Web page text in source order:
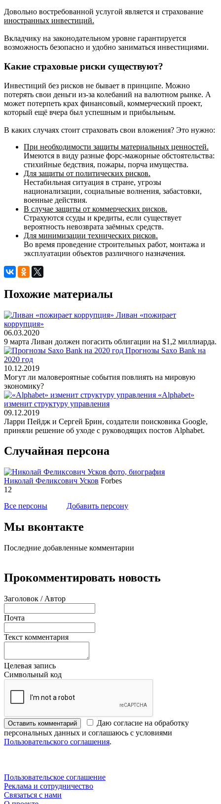
Довольно востребованной услугой является и страхование
иностранных инвестиций.
Вкладчику на законодательном уровне гарантируется
возможность безопасно и удобно заниматься инвестициями.
Какие страховые риски существуют?
Инвестиций без рисков не бывает в принципе. Можно
потерять свои деньги из-за колебаний на валютном рынке. А
может потерпеть крах финансовый, коммерческий проект,
который ещё вчера был успешным и прибыльным.
В каких случаях стоит страховать свои вложения? Это нужно:
При необходимости защиты материальных ценностей.
Имеются в виду разные форс-мажорные обстоятельства:
стихийные бедствия, пожары, порча имущества.
Для защиты от политических рисков.
Нестабильная ситуация в стране, угрозы
национализации, социальные волнения, забастовки,
военные действия.
В случае защиты от коммерческих рисков.
Страхуются ссуды и кредиты, если существует
вероятность невозврата заёмных средств.
Для минимизации технических рисков.
Во время проведение строительных работ, монтажа и
эксплуатации объектов различного назначения.
Похожие материалы
Ливан «пожирает
коррупция»
06.03.2020
9 марта Ливан должен погасить облигации на $1,2 миллиарда.
Прогнозы Saxo Bank на
2020 год
10.12.2019
Могут ли маловероятные события повлиять на мировую
экономику?
«Alphabet»
изменит структуру управления
09.12.2019
Ларри Пейдж и Сергей Брин, создатели поисковика Google,
приняли решение об уходе с руководящих постов Alphabet.
Случайная персона
Николай Феликсович Усков Forbes
12
Все персоны
Добавить персону
Мы вконтакте
Последние добавленные комментарии
Прокомментировать новость
Заголовок / Автор
Почта
Текст комментария
Целевая запись
Символьный код
Оставить комментарий
Даю согласие на обработку
персональных данных и соглашаюсь с условиями
Пользовательского соглашения.
Пользовательское соглашение
Реклама и сотрудничество
Связаться с нами